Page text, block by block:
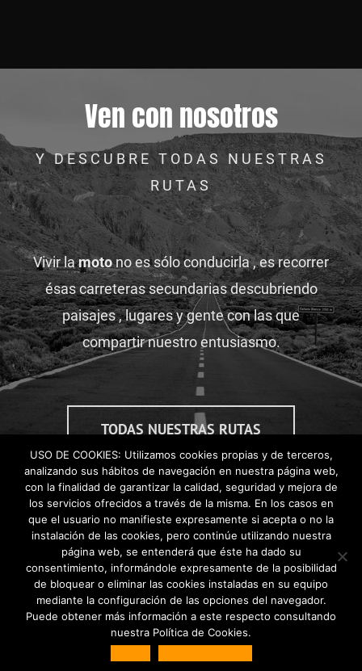
Ven con nosotros
Y DESCUBRE TODAS NUESTRAS
RUTAS
Vivir lamotono es sólo conducirla , es recorrer
ésas carreteras secundarias descubriendo
paisajes , lugares y gente con las que
compartir nuestro entusiasmo.
TODAS NUESTRAS RUTAS
© Copyright 2019 - Moto Usada |Aviso legal|Política de privacidad |
Política de cookies
Facebook YouTube
USO DE COOKIES: Utilizamos cookies propias y de terceros,
analizando sus hábitos de navegación en nuestra página web,
con la finalidad de garantizar la calidad, seguridad y mejora de
los servicios ofrecidos a través de la misma. En los casos en
que el usuario no manifieste expresamente si acepta o no la
instalación de las cookies, pero continúe utilizando nuestra
página web, se entenderá que éste ha dado su
consentimiento, informándole expresamente de la posibilidad
de bloquear o eliminar las cookies instaladas en su equipo
mediante la configuración de las opciones del navegador.
Puede obtener más información a este respecto consultando
nuestra Política de Cookies.